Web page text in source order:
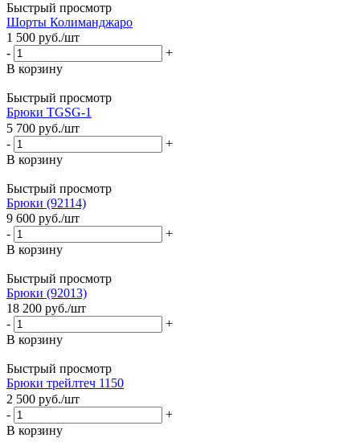
Быстрый просмотр
Шорты Колиманджаро
1 500 руб./шт
-
+
В корзину
Быстрый просмотр
Брюки ТGSG-1
5 700 руб./шт
-
+
В корзину
Быстрый просмотр
Брюки (92114)
9 600 руб./шт
-
+
В корзину
Быстрый просмотр
Брюки (92013)
18 200 руб./шт
-
+
В корзину
Быстрый просмотр
Брюки трейлтеч 1150
2 500 руб./шт
-
+
В корзину